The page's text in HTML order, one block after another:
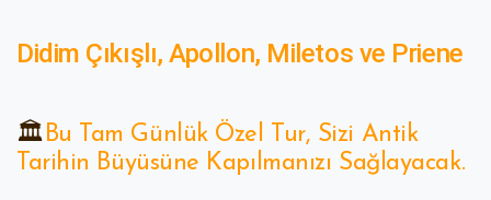
Didim Çıkışlı, Apollon, Miletos ve Priene
🏛️Bu Tam Günlük Özel Tur, Sizi Antik
Tarihin Büyüsüne Kapılmanızı Sağlayacak.